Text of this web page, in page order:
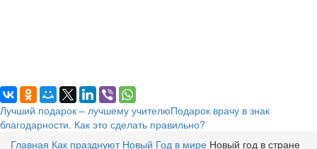
Лучший подарок – лучшему учителюПодарок врачу в знак
благодарности. Как это сделать правильно?
Главная Как празднуют Новый Год в мире Новый год в стране